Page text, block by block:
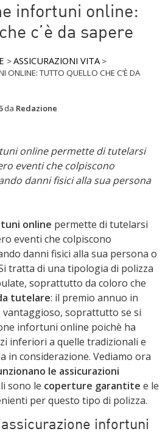
infortuni online:
c’è da sapere
>ASSICURAZIONI VITA >
ONLINE: TUTTO QUELLO CHE C’È DA
da Redazione
online permette di tutelarsi
eventi che colpiscono
danni fisici alla sua persona
online permette di tutelarsi
eventi che colpiscono
danni fisici alla sua persona o
tratta di una tipologia di polizza
soprattutto da coloro che
tutelare: il premio annuo in
vantaggioso, soprattutto se si
infortuni online poichè ha
inferiori a quelle tradizionali e
in considerazione. Vediamo ora
le assicurazioni
sono le coperture garantite e le
per questo tipo di polizza.
infortuni